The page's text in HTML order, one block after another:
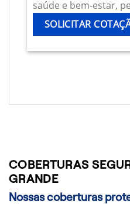
saúde e bem-estar,
SOLICITAR
COBERTURAS
GRANDE
Nossas coberturas